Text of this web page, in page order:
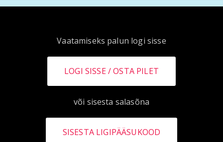
Vaatamiseks palun logi sisse
LOGI SISSE
või sisesta salasõna
SISESTA LIGIPÄÄSUKOOD